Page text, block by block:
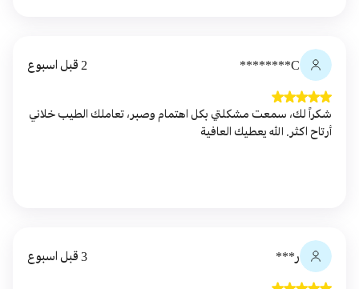
C******** 2 قبل اسبوع
شكراً لك، سمعت مشكلتي بكل اهتمام وصبر، تعاملك الطيب خلاني
أرتاح اكثر. الله يعطيك العافية
ر*** 3 قبل اسبوع